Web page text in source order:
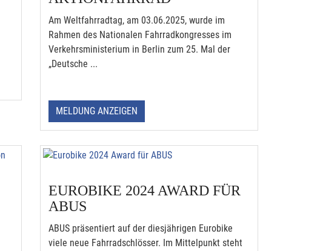
Am Weltfahrradtag, am 03.06.2025, wurde im
Rahmen des Nationalen Fahrradkongresses im
Verkehrsministerium in Berlin zum 25. Mal der
„Deutsche ...
MELDUNG ANZEIGEN
EUROBIKE 2024 AWARD FÜR
ABUS
ABUS präsentiert auf der diesjährigen Eurobike
viele neue Fahrradschlösser. Im Mittelpunkt steht